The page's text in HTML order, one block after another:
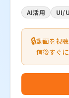
AI活用 UI/
🔒動画を視
信後すぐ